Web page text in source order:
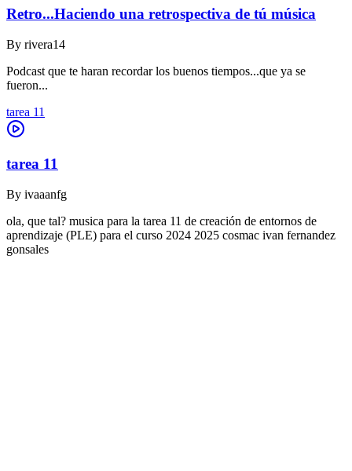
Retro...Haciendo una retrospectiva de tú música
By rivera14
Podcast que te haran recordar los buenos tiempos...que ya se
fueron...
tarea 11
tarea 11
By ivaaanfg
ola, que tal? musica para la tarea 11 de creación de entornos de
aprendizaje (PLE) para el curso 2024 2025 cosmac ivan fernandez
gonsales